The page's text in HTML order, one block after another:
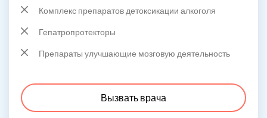
Комплекс препаратов детоксикации алкоголя
Гепатропротекторы
Препараты улучшающие мозговую деятельность
Вызвать врача